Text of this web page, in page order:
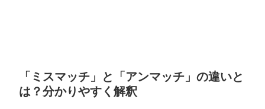
「ミスマッチ」と「アンマッチ」の違いと
は？分かりやすく解釈